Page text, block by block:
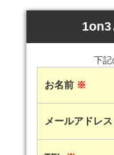
1on3
下記
お名前 ※
メールアドレ